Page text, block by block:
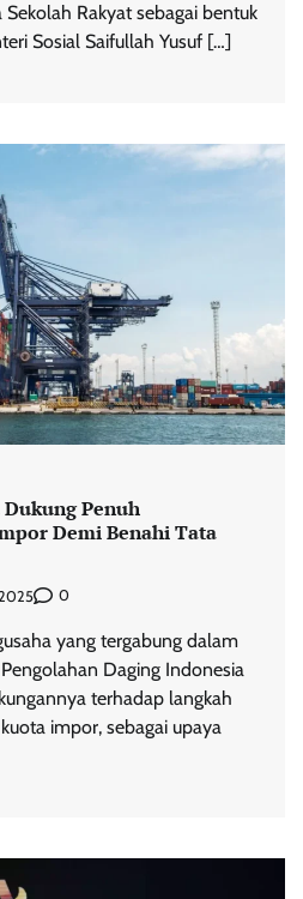
Rakyat sebagai bentuk
Sosial Saifullah Yusuf […]
Penuh
Demi Benahi Tata
0
yang tergabung dalam
Daging Indonesia
terhadap langkah
impor, sebagai upaya